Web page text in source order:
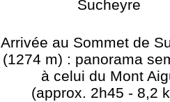
Arrivée au Sommet de
(1274 m) : panorama
à celui du Mont
(approx. 2h45 - 8,2